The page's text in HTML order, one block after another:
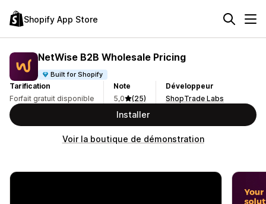
Shopify App Store
NetWise B2B Wholesale Pricing
Built for Shopify
Tarification
Forfait gratuit disponible
Note
5,0
(25)
Développeur
ShopTrade Labs
Installer
Voir la boutique de démonstration